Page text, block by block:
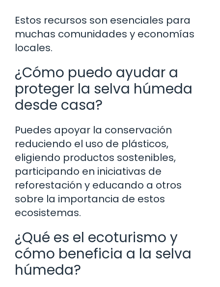
Estos recursos son esenciales para
muchas comunidades y economías
locales.
¿Cómo puedo ayudar a
proteger la selva húmeda
desde casa?
Puedes apoyar la conservación
reduciendo el uso de plásticos,
eligiendo productos sostenibles,
participando en iniciativas de
reforestación y educando a otros
sobre la importancia de estos
ecosistemas.
¿Qué es el ecoturismo y
cómo beneficia a la selva
húmeda?